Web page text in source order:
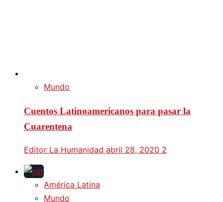
Mundo
Cuentos Latinoamericanos para pasar la
Cuarentena
Editor La Humanidad abril 28, 2020 2
América Latina
Mundo